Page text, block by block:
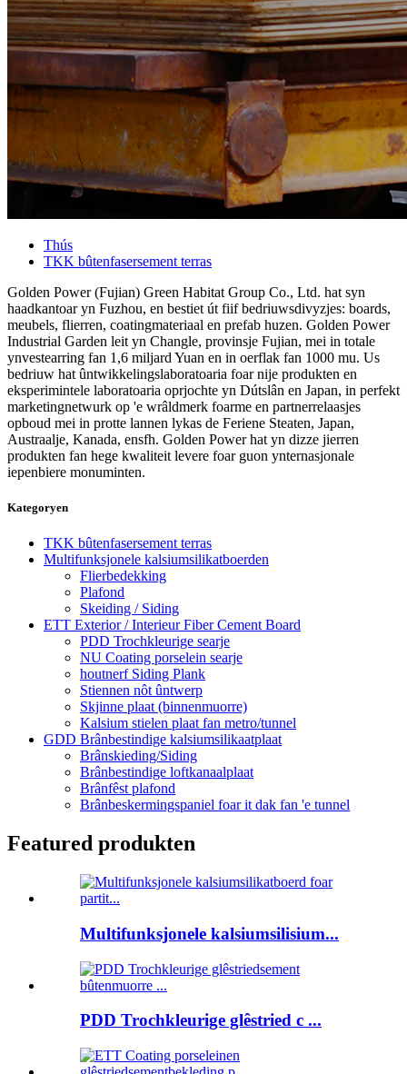
Thús
TKK bûtenfasersement terras
Golden Power (Fujian) Green Habitat Group Co., Ltd. hat syn
haadkantoar yn Fuzhou, en bestiet út fiif bedriuwsdivyzjes: boards,
meubels, flierren, coatingmateriaal en prefab huzen. Golden Power
Industrial Garden leit yn Changle, provinsje Fujian, mei in totale
ynvestearring fan 1,6 miljard Yuan en in oerflak fan 1000 mu. Us
bedriuw hat ûntwikkelingslaboratoaria foar nije produkten en
eksperimintele laboratoaria oprjochte yn Dútslân en Japan, in perfekt
marketingnetwurk op 'e wrâldmerk foarme en partnerrelaasjes
opboud mei in protte lannen lykas de Feriene Steaten, Japan,
Austraalje, Kanada, ensfh. Golden Power hat yn dizze jierren
produkten fan hege kwaliteit levere foar guon ynternasjonale
iepenbiere monuminten.
Kategoryen
TKK bûtenfasersement terras
Multifunksjonele kalsiumsilikatboerden
Flierbedekking
Plafond
Skeiding / Siding
ETT Exterior / Interieur Fiber Cement Board
PDD Trochkleurige searje
NU Coating porselein searje
houtnerf Siding Plank
Stiennen nôt ûntwerp
Skjinne plaat (binnenmuorre)
Kalsium stielen plaat fan metro/tunnel
GDD Brânbestindige kalsiumsilikaatplaat
Brânskieding/Siding
Brânbestindige loftkanaalplaat
Brânfêst plafond
Brânbeskermingspaniel foar it dak fan 'e tunnel
Featured produkten
Multifunksjonele kalsiumsilisium...
PDD Trochkleurige glêstried c ...